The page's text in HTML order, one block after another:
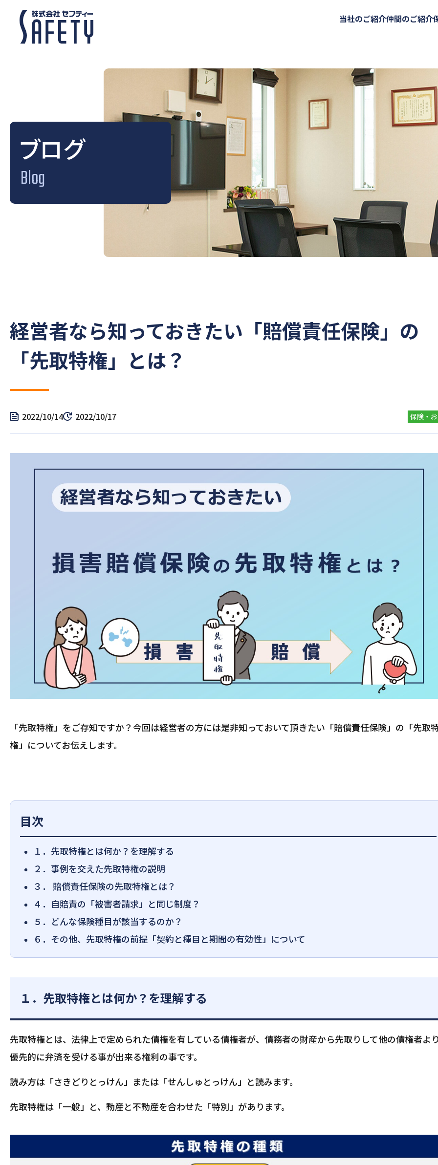
当社のご紹介仲間のご紹介
ブログ
Blog
経営者なら知っておきたい「賠償責任保険」の
「先取特権」とは？
2022/10/14 2022/10/17 保険・
「先取特権」をご存知ですか？今回は経営者の方には是非知っておいて頂きたい「賠償責任保険」の「先取
権」についてお伝えします。
目次
１．先取特権とは何か？を理解する
２．事例を交えた先取特権の説明
３． 賠償責任保険の先取特権とは？
４．自賠責の「被害者請求」と同じ制度？
５．どんな保険種目が該当するのか？
６．その他、先取特権の前提「契約と種目と期間の有効性」について
１．先取特権とは何か？を理解する
先取特権とは、法律上で定められた債権を有している債権者が、債務者の財産から先取りして他の債権者よ
優先的に弁済を受ける事が出来る権利の事です。
読み方は「さきどりとっけん」または「せんしゅとっけん」と読みます。
先取特権は「一般」と、動産と不動産を合わせた「特別」があります。